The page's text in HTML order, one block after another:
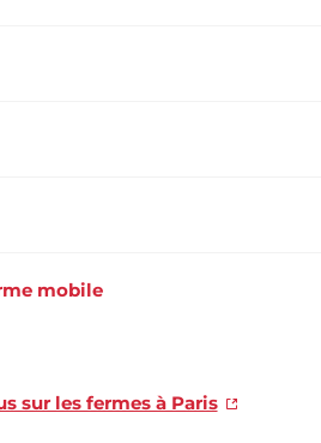
mobile
sur les fermes à Paris